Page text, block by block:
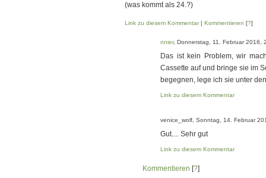
(was kommt als 24.?)
Link zu diesem Kommentar| Kommentieren [?]
nnier, Donnerstag, 11. Februar 2016,
Das ist kein Problem, wir
Cassette auf und bringe sie im
begegnen, lege ich sie unter
Link zu diesem Kommentar
venice_wolf, Sonntag, 14. Februar
Gut.... Sehr gut
Link zu diesem Kommentar
Kommentieren [?]